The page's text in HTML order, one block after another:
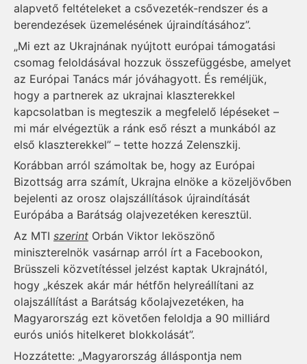
alapvető feltételeket a csővezeték-rendszer és a
berendezések üzemelésének újraindításához”.
„Mi ezt az Ukrajnának nyújtott európai támogatási
csomag feloldásával hozzuk összefüggésbe, amelyet
az Európai Tanács már jóváhagyott. És reméljük,
hogy a partnerek az ukrajnai klaszterekkel
kapcsolatban is megteszik a megfelelő lépéseket –
mi már elvégeztük a ránk eső részt a munkából az
első klaszterekkel” – tette hozzá Zelenszkij.
Korábban arról számoltak be, hogy az Európai
Bizottság arra számít, Ukrajna elnöke a közeljövőben
bejelenti az orosz olajszállítások újraindítását
Európába a Barátság olajvezetéken keresztül.
Az MTI szerint Orbán Viktor leköszönő
miniszterelnök vasárnap arról írt a Facebookon,
Brüsszeli közvetítéssel jelzést kaptak Ukrajnától,
hogy „készek akár már hétfőn helyreállítani az
olajszállítást a Barátság kőolajvezetéken, ha
Magyarország ezt követően feloldja a 90 milliárd
eurós uniós hitelkeret blokkolását”.
Hozzátette: „Magyarország álláspontja nem